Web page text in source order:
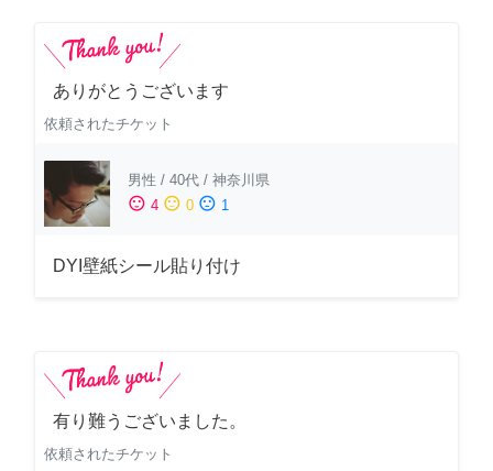
ありがとうございます
依頼されたチケット
男性 / 40代 / 神奈川県
sentiment_satisfied 4 sentiment_neutral 0 sentiment_dissatisfied 1
DYI壁紙シール貼り付け
有り難うございました。
依頼されたチケット